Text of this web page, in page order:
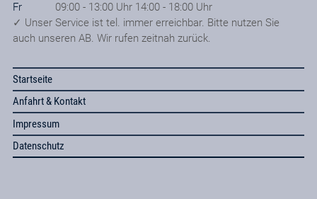
Fr
09:00 - 13:00 Uhr 14:00 - 18:00 Uhr
✓ Unser Service ist tel. immer erreichbar. Bitte nutzen Sie
auch unseren AB. Wir rufen zeitnah zurück.
Startseite
Anfahrt & Kontakt
Impressum
Datenschutz